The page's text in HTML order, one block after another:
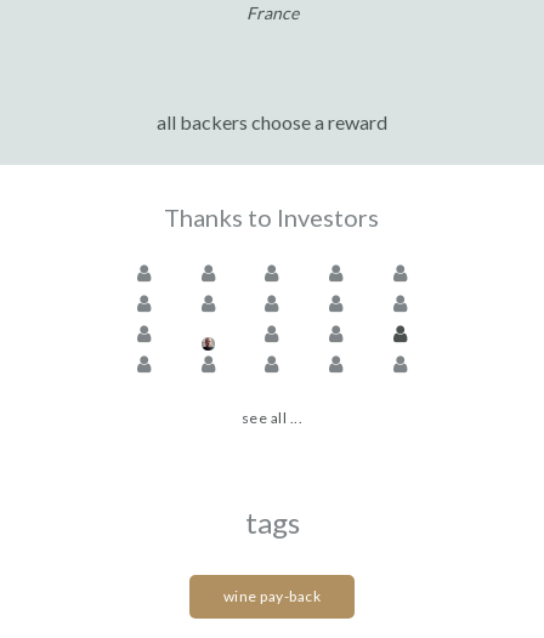
France
all backers choose a reward
Thanks to Investors
see all ...
tags
wine pay-back